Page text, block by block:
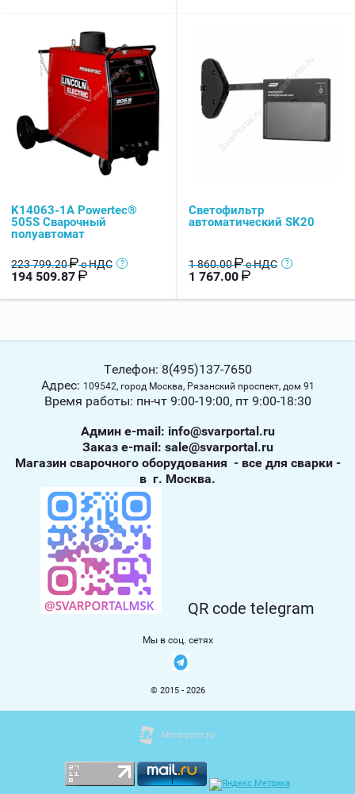
K14063-1A Powertec®
505S Сварочный
полуавтомат
223 799.20 с НДС
194 509.87
Светофильтр
автоматический SK20
1 860.00 с НДС
1 767.00
Телефон: 8(495)137-7650
Адрес: 109542, город Москва, Рязанский проспект, дом 91
Время работы: пн-чт 9:00-19:00, пт 9:00-18:30
Админ е-mail: info@svarportal.ru
Заказ е-mail: sale@svarportal.ru
Магазин сварочного оборудования - все для сварки -
в г. Москва.
QR code telegram
Мы в соц. сетях
© 2015 - 2026